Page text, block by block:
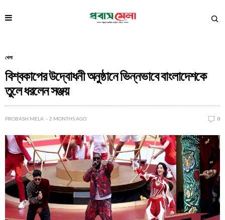
খেলা
বিশ্বকাপের উদ্বোধনী অনুষ্ঠানে ভিন্নভাবে বাংলাদেশকে
তুলে ধরলেন সঞ্জয়
PROBASH MELA 2 MONTHS AGO 0